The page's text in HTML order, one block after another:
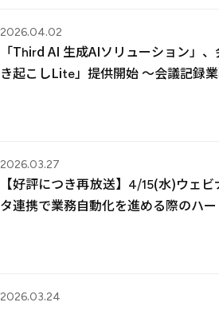
2026.04.02
「Third AI 生成AIソリューション」
き起こしLite」提供開始 ～会議記録
2026.03.27
【好評につき再放送】4/15(水)ウェ
タ連携で業務自動化を進める際のハー
2026.03.24